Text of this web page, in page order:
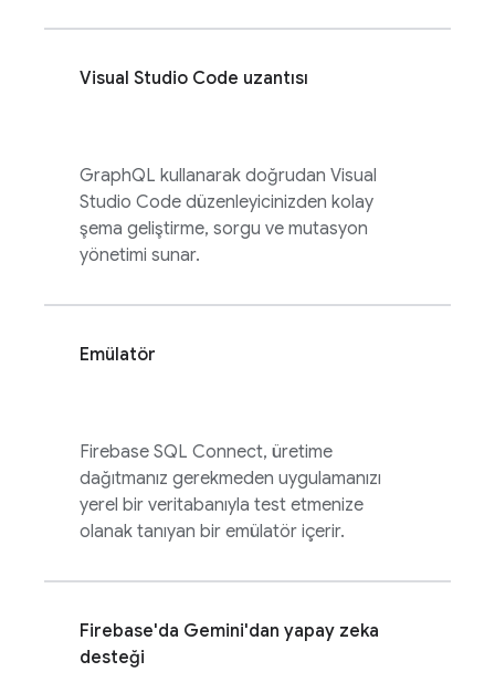
Visual Studio Code uzantısı
GraphQL kullanarak doğrudan Visual
Studio Code düzenleyicinizden kolay
şema geliştirme, sorgu ve mutasyon
yönetimi sunar.
Emülatör
Firebase SQL Connect, üretime
dağıtmanız gerekmeden uygulamanızı
yerel bir veritabanıyla test etmenize
olanak tanıyan bir emülatör içerir.
Firebase'da Gemini'dan yapay zeka
desteği